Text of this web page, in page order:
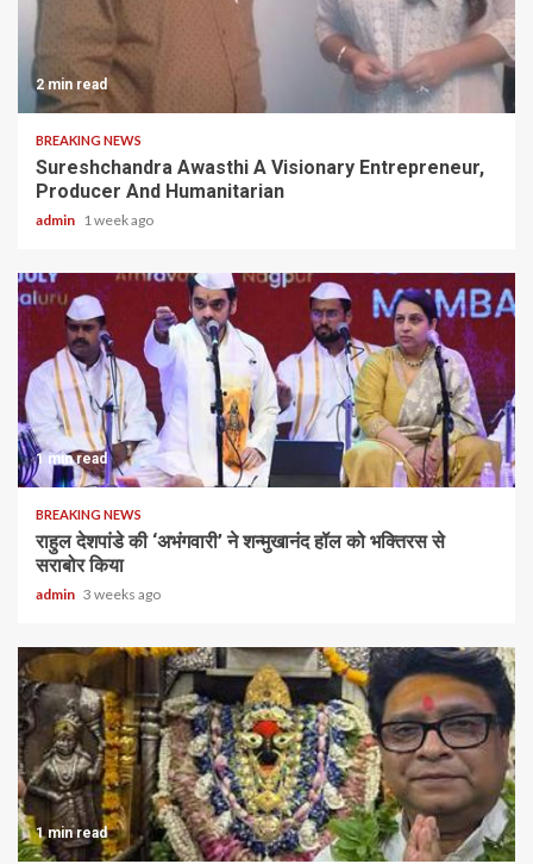
2 min read
BREAKING NEWS
Sureshchandra Awasthi A Visionary Entrepreneur,
Producer And Humanitarian
admin 1 week ago
1 min read
BREAKING NEWS
राहुल देशपांडे की ‘अभंगवारी’ ने शन्मुखानंद हॉल को भक्तिरस से
सराबोर किया
admin 3 weeks ago
1 min read